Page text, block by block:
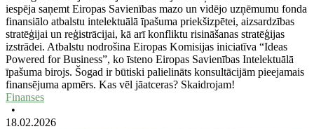
iespēja saņemt Eiropas Savienības mazo un vidējo uzņēmumu fonda
finansiālo atbalstu intelektuālā īpašuma priekšizpētei, aizsardzības
stratēģijai un reģistrācijai, kā arī konfliktu risināšanas stratēģijas
izstrādei. Atbalstu nodrošina Eiropas Komisijas iniciatīva “Ideas
Powered for Business”, ko īsteno Eiropas Savienības Intelektuālā
īpašuma birojs. Šogad ir būtiski palielināts konsultācijām pieejamais
finansējuma apmērs. Kas vēl jāatceras? Skaidrojam!
Finanses
•
18.02.2026